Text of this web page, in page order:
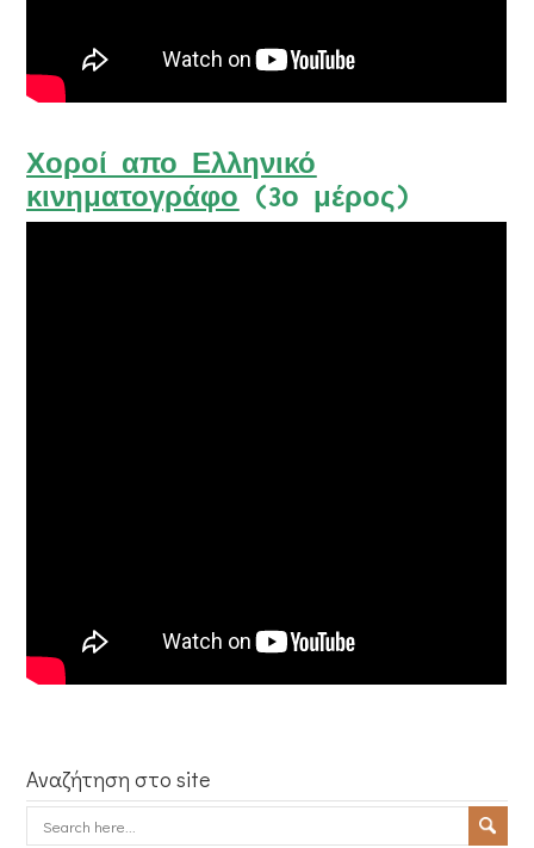
Χοροί απο Ελληνικό
κινηματογράφο
(3ο μέρος)
Αναζήτηση στο site